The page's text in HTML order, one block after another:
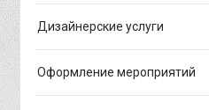
Дизайнерские услуги
Оформление мероприятий